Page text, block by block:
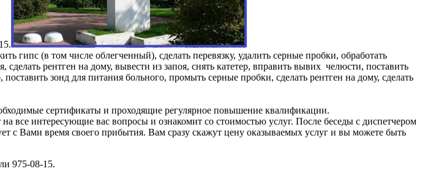
гипс (в том числе облегченный), сделать перевязку, удалить серные пробки, обработать
рентген на дому, вывести из запоя, снять катетер, вправить вывих челюсти, поставить
зонд для питания больного, промыть серные пробки, сделать рентген на дому, сделать
сертификаты и проходящие регулярное повышение квалификации.
все интересующие вас вопросы и ознакомит со стоимостью услуг. После беседы с диспетчером
с Вами время своего прибытия. Вам сразу скажут цену оказываемых услуг и вы можете быть
975-08-15.